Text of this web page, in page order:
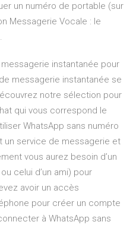
un numéro de portable (sur
Messagerie Vocale : le
instantanée pour
messagerie instantanée se
notre sélection pour
qui vous correspond le
WhatsApp sans numéro
un service de messagerie et
vous aurez besoin d’un
celui d’un ami) pour
avoir un accès
pour créer un compte
à WhatsApp sans